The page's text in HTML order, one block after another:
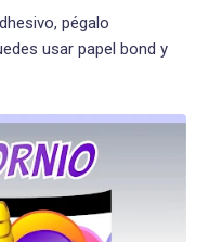
pégalo
usar papel bond y